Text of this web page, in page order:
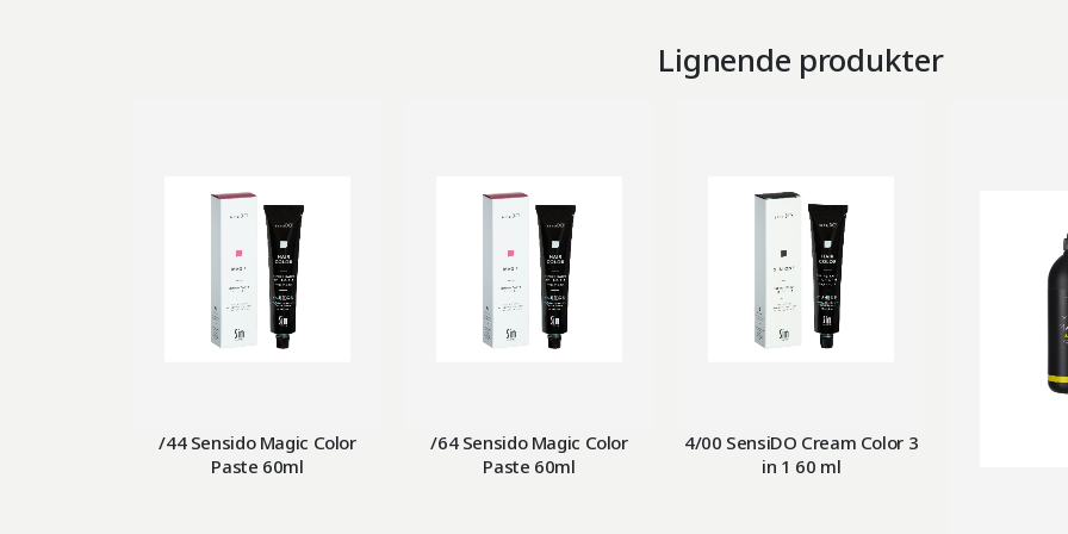
Lignende produkter
/44 Sensido Magic Color
Paste 60ml
/64 Sensido Magic Color
Paste 60ml
4/00 SensiDO Cream Color 3
in 1 60 ml